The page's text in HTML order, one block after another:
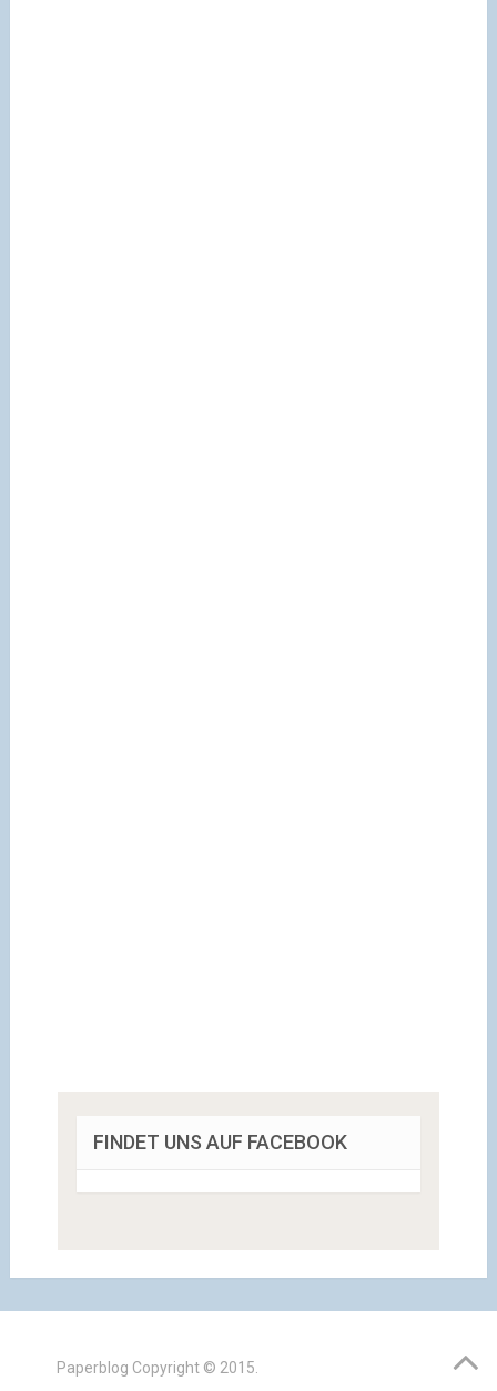
FINDET UNS AUF FACEBOOK
Paperblog Copyright © 2015.